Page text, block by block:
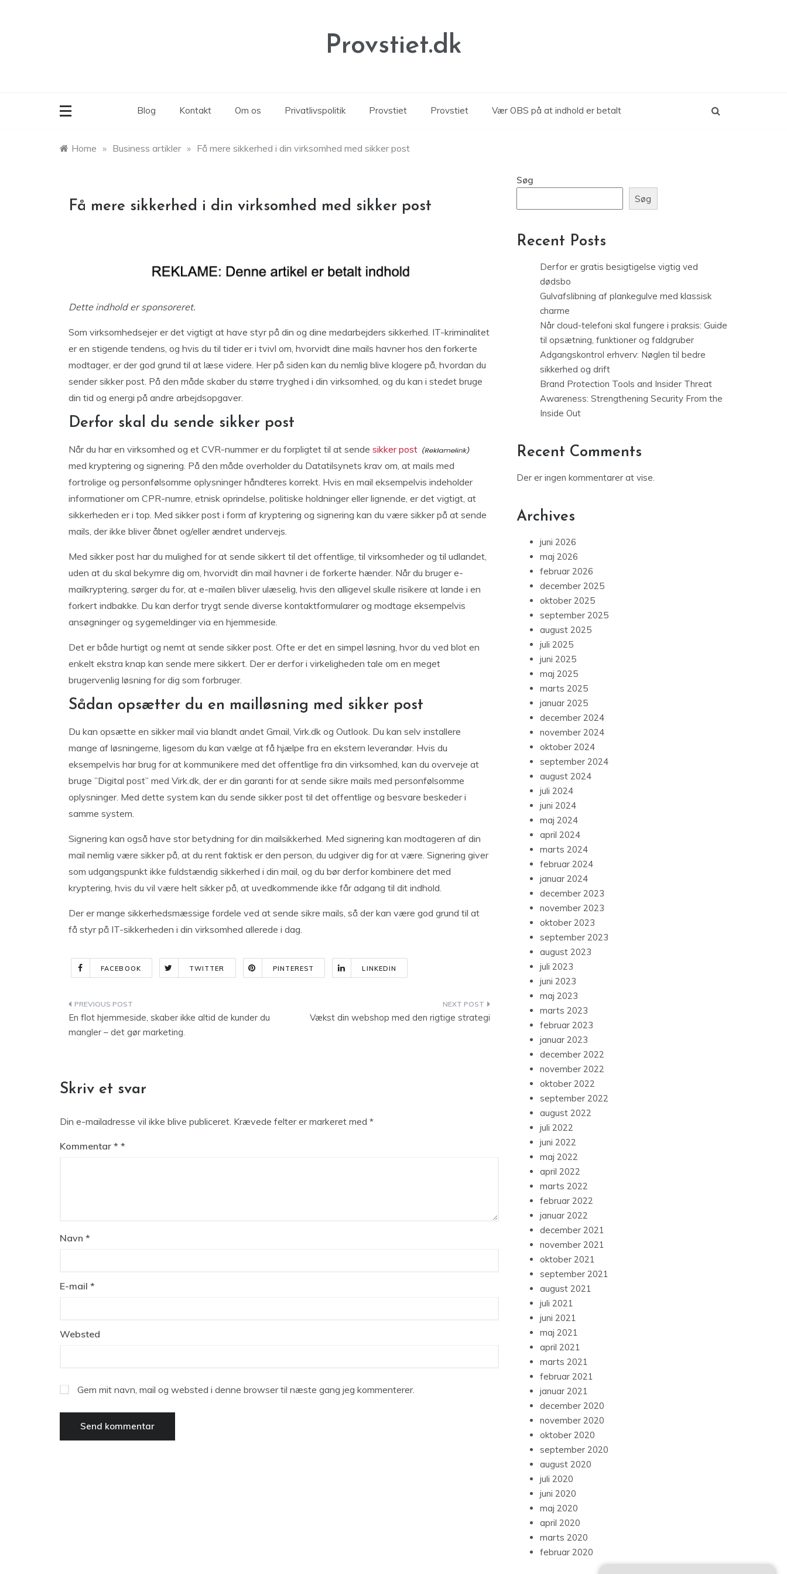
Provstiet.dk
Blog Kontakt Om os Privatlivspolitik Provstiet Provstiet Vær OBS på at indhold er betalt
Home » Business artikler » Få mere sikkerhed i din virksomhed med sikker post
Få mere sikkerhed i din virksomhed med sikker post
Dette indhold er sponsoreret.
Som virksomhedsejer er det vigtigt at have styr på din og dine medarbejders sikkerhed. IT-kriminalitet
er en stigende tendens, og hvis du til tider er i tvivl om, hvorvidt dine mails havner hos den forkerte
modtager, er der god grund til at læse videre. Her på siden kan du nemlig blive klogere på, hvordan du
sender sikker post. På den måde skaber du større tryghed i din virksomhed, og du kan i stedet bruge
din tid og energi på andre arbejdsopgaver.
Derfor skal du sende sikker post
Når du har en virksomhed og et CVR-nummer er du forpligtet til at sende sikker post
med kryptering og signering. På den måde overholder du Datatilsynets krav om, at mails med
fortrolige og personfølsomme oplysninger håndteres korrekt. Hvis en mail eksempelvis indeholder
informationer om CPR-numre, etnisk oprindelse, politiske holdninger eller lignende, er det vigtigt, at
sikkerheden er i top. Med sikker post i form af kryptering og signering kan du være sikker på at sende
mails, der ikke bliver åbnet og/eller ændret undervejs.
Med sikker post har du mulighed for at sende sikkert til det offentlige, til virksomheder og til udlandet,
uden at du skal bekymre dig om, hvorvidt din mail havner i de forkerte hænder. Når du bruger e-
mailkryptering, sørger du for, at e-mailen bliver ulæselig, hvis den alligevel skulle risikere at lande i en
forkert indbakke. Du kan derfor trygt sende diverse kontaktformularer og modtage eksempelvis
ansøgninger og sygemeldinger via en hjemmeside.
Det er både hurtigt og nemt at sende sikker post. Ofte er det en simpel løsning, hvor du ved blot en
enkelt ekstra knap kan sende mere sikkert. Der er derfor i virkeligheden tale om en meget
brugervenlig løsning for dig som forbruger.
Sådan opsætter du en mailløsning med sikker post
Du kan opsætte en sikker mail via blandt andet Gmail, Virk.dk og Outlook. Du kan selv installere
mange af løsningerne, ligesom du kan vælge at få hjælpe fra en ekstern leverandør. Hvis du
eksempelvis har brug for at kommunikere med det offentlige fra din virksomhed, kan du overveje at
bruge ”Digital post” med Virk.dk, der er din garanti for at sende sikre mails med personfølsomme
oplysninger. Med dette system kan du sende sikker post til det offentlige og besvare beskeder i
samme system.
Signering kan også have stor betydning for din mailsikkerhed. Med signering kan modtageren af din
mail nemlig være sikker på, at du rent faktisk er den person, du udgiver dig for at være. Signering giver
som udgangspunkt ikke fuldstændig sikkerhed i din mail, og du bør derfor kombinere det med
kryptering, hvis du vil være helt sikker på, at uvedkommende ikke får adgang til dit indhold.
Der er mange sikkerhedsmæssige fordele ved at sende sikre mails, så der kan være god grund til at
få styr på IT-sikkerheden i din virksomhed allerede i dag.
FACEBOOK TWITTER PINTEREST LINKEDIN
Indlægsnavigation
En flot hjemmeside, skaber ikke altid de kunder du
mangler – det gør marketing.
Vækst din webshop med den rigtige strategi
Skriv et svar
Din e-mailadresse vil ikke blive publiceret. Krævede felter er markeret med *
Kommentar *
Navn *
E-mail *
Websted
Gem mit navn, mail og websted i denne browser til næste gang jeg kommenterer.
Søg
Søg
Recent Posts
Derfor er gratis besigtigelse vigtig ved
dødsbo
Gulvafslibning af plankegulve med klassisk
charme
Når cloud-telefoni skal fungere i praksis: Guide
til opsætning, funktioner og faldgruber
Adgangskontrol erhverv: Nøglen til bedre
sikkerhed og drift
Brand Protection Tools and Insider Threat
Awareness: Strengthening Security From the
Inside Out
Recent Comments
Der er ingen kommentarer at vise.
Archives
juni 2026
maj 2026
februar 2026
december 2025
oktober 2025
september 2025
august 2025
juli 2025
juni 2025
maj 2025
marts 2025
januar 2025
december 2024
november 2024
oktober 2024
september 2024
august 2024
juli 2024
juni 2024
maj 2024
april 2024
marts 2024
februar 2024
januar 2024
december 2023
november 2023
oktober 2023
september 2023
august 2023
juli 2023
juni 2023
maj 2023
marts 2023
februar 2023
januar 2023
december 2022
november 2022
oktober 2022
september 2022
august 2022
juli 2022
juni 2022
maj 2022
april 2022
marts 2022
februar 2022
januar 2022
december 2021
november 2021
oktober 2021
september 2021
august 2021
juli 2021
juni 2021
maj 2021
april 2021
marts 2021
februar 2021
januar 2021
december 2020
november 2020
oktober 2020
september 2020
august 2020
juli 2020
juni 2020
maj 2020
april 2020
marts 2020
februar 2020